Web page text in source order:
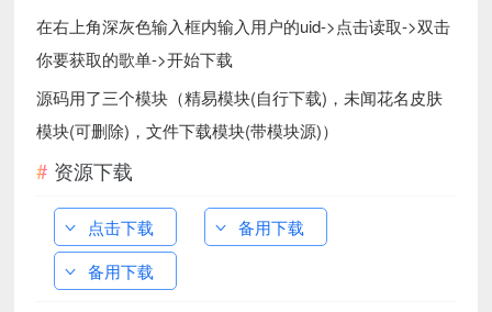
在右上角深灰色输入框内输入用户的uid->点击读取->双击
你要获取的歌单->开始下载
源码用了三个模块（精易模块(自行下载)，未闻花名皮肤
模块(可删除)，文件下载模块(带模块源)）
资源下载
点击下载
备用下载
备用下载